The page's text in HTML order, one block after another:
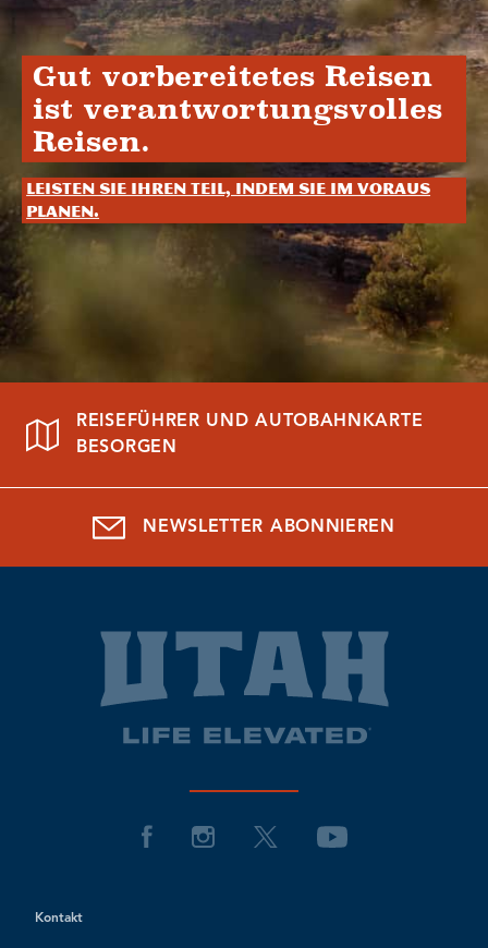
Gut vorbereitetes Reisen
ist verantwortungsvolles
Reisen.
Leisten Sie Ihren Teil, indem Sie im Voraus
planen.
REISEFÜHRER UND AUTOBAHNKARTE
BESORGEN
NEWSLETTER ABONNIEREN
Kontakt